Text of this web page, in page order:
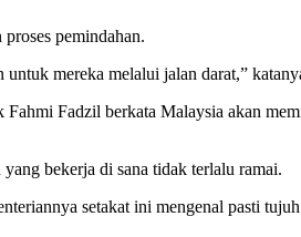
pemindahan.
mereka melalui jalan darat,”
Fadzil berkata Malaysia akan
bekerja di sana tidak terlalu ramai.
setakat ini mengenal pasti